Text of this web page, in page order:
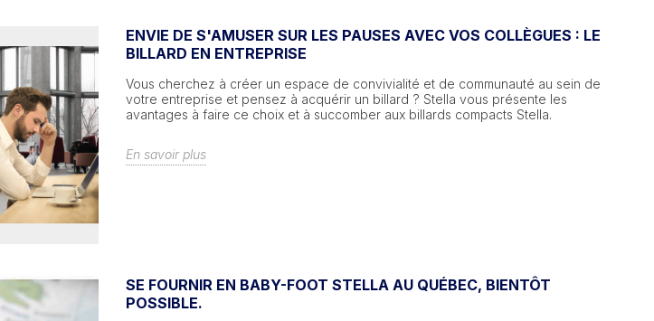
ENVIE DE S'AMUSER SUR LES PAUSES AVEC VOS COLLÈGUES : LE
BILLARD EN ENTREPRISE
Vous cherchez à créer un espace de convivialité et de communauté au sein de
votre entreprise et pensez à acquérir un billard ? Stella vous présente les
avantages à faire ce choix et à succomber aux billards compacts Stella.
En savoir plus
SE FOURNIR EN BABY-FOOT STELLA AU QUÉBEC, BIENTÔT
POSSIBLE.